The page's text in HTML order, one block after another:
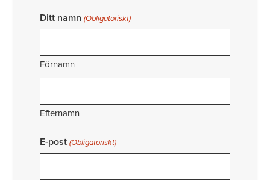
Ditt namn (Obligatoriskt)
Förnamn
Efternamn
E-post (Obligatoriskt)